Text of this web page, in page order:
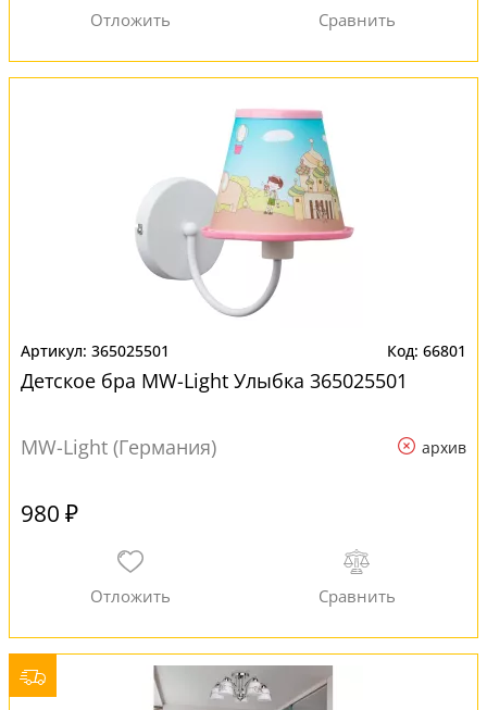
365025501 66801
Детское бра MW-Light Улыбка 365025501
MW-Light (Германия) архив
980 ₽